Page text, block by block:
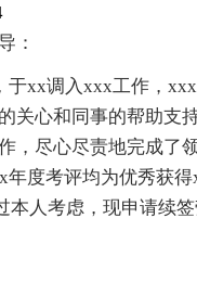
：
于xx调入xxx工作，
关心和同事的帮助支
，尽心尽责地完成了
年度考评均为优秀获
本人考虑，现申请续